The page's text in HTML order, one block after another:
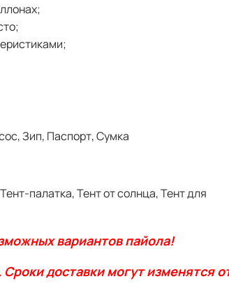
Зип, Паспорт, Сумка
палатка, Тент от солнца, Тент для
вариантов пайола!
доставки могут изменятся